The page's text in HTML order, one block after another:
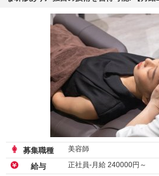
募集職種 美容師
給与 正社員-月給 240000円～